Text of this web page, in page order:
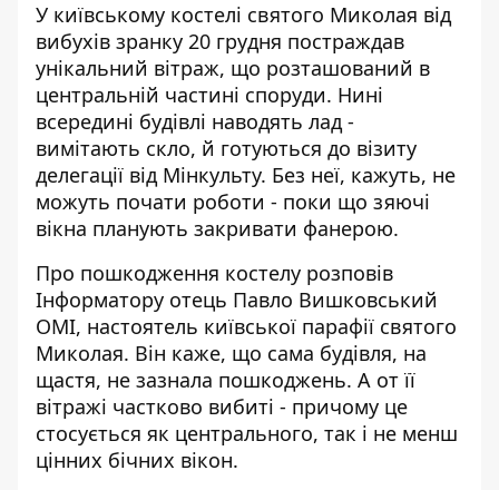
У київському костелі святого Миколая від
вибухів зранку 20 грудня постраждав
унікальний вітраж, що розташований в
центральній частині споруди. Нині
всередині будівлі наводять лад -
вимітають скло, й готуються до візиту
делегації від Мінкульту. Без неї, кажуть, не
можуть почати роботи - поки що зяючі
вікна планують закривати фанерою.
Про пошкодження костелу розповів
Інформатору отець Павло Вишковський
ОМІ, настоятель київської парафії святого
Миколая. Він каже, що сама будівля, на
щастя, не зазнала пошкоджень. А от її
вітражі частково вибиті - причому це
стосується як центрального, так і не менш
цінних бічних вікон.